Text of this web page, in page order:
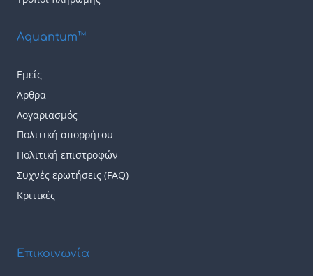
Aquantum™
Εμείς
Άρθρα
Λογαριασμός
Πολιτική απορρήτου
Πολιτική επιστροφών
Συχνές ερωτήσεις (FAQ)
Κριτικές
Επικοινωνία